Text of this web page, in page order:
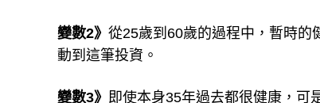
變數2》 從25歲到60歲的過程中，暫時的
動到這筆投資。
變數3》 即使本身35年過去都很健康，可